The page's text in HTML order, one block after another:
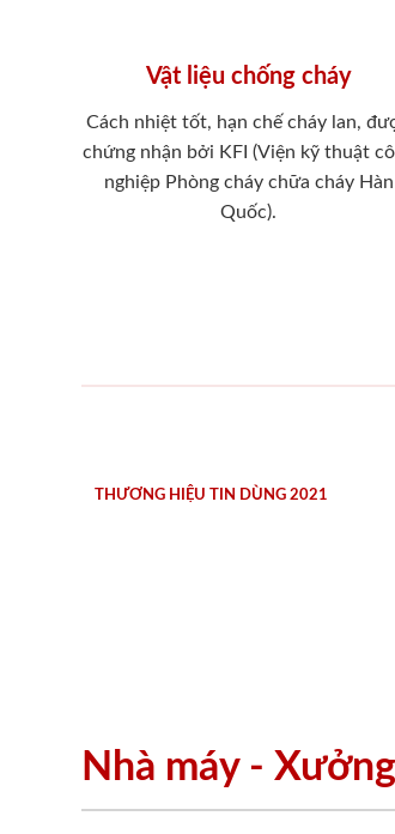
Vật liệu chống cháy
Cách nhiệt tốt, hạn chế cháy lan,
chứng nhận bởi KFI (Viện kỹ thuật
nghiệp Phòng cháy chữa cháy Hàn
Quốc).
THƯƠNG HIỆU TIN DÙNG 2021
Nhà máy -